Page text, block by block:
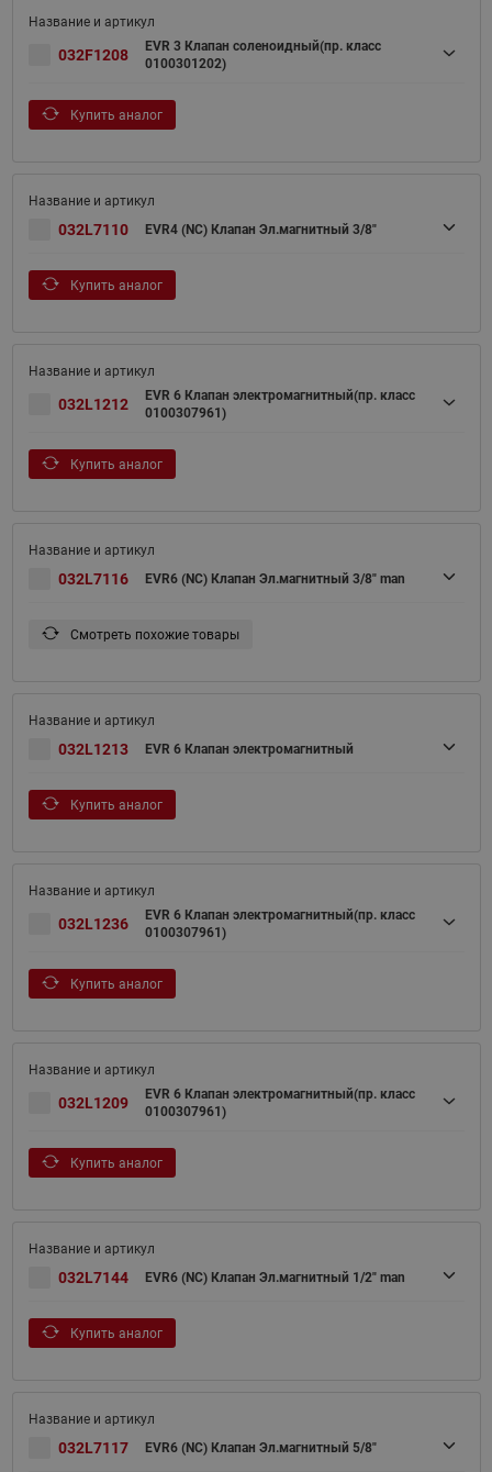
032F1208
EVR 3 Клапан соленоидный(пр. класс
0100301202)
Купить аналог
032L7110 EVR4 (NC) Клапан Эл.магнитный 3/8"
Купить аналог
032L1212
EVR 6 Клапан электромагнитный(пр. класс
0100307961)
Купить аналог
032L7116 EVR6 (NC) Клапан Эл.магнитный 3/8" man
Смотреть похожие товары
032L1213 EVR 6 Клапан электромагнитный
Купить аналог
032L1236
EVR 6 Клапан электромагнитный(пр. класс
0100307961)
Купить аналог
032L1209
EVR 6 Клапан электромагнитный(пр. класс
0100307961)
Купить аналог
032L7144 EVR6 (NC) Клапан Эл.магнитный 1/2" man
Купить аналог
032L7117 EVR6 (NC) Клапан Эл.магнитный 5/8"